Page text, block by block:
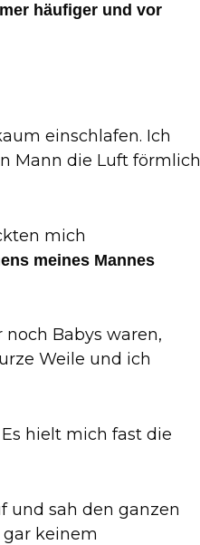
häufiger und vor
einschlafen. Ich
Mann die Luft förmlich
mich
meines Mannes
Babys waren,
Weile und ich
Es hielt mich fast die
und sah den ganzen
keinem